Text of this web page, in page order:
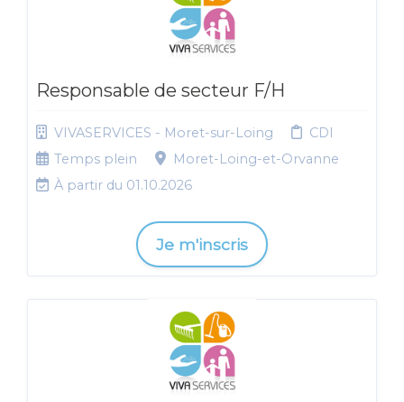
Responsable de secteur F/H
VIVASERVICES - Moret-sur-Loing
CDI
Temps plein
Moret-Loing-et-Orvanne
À partir du 01.10.2026
Je m'inscris